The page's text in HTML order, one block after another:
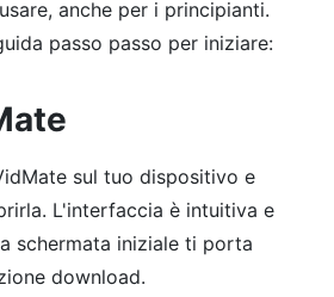
anche per i principianti.
passo passo per iniziare:
sul tuo dispositivo e
L'interfaccia è intuitiva e
schermata iniziale ti porta
download.